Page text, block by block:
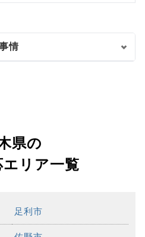
情
県の
エリア一覧
足利市